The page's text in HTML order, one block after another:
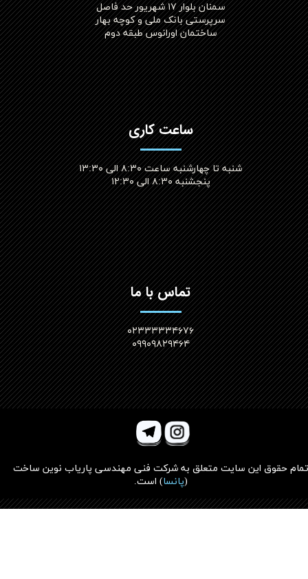
سمنان بلوار ۱۷ شهریور حد فاصل
سرپرستی بانک ملی و کوچه بهار
ساختمان اورانوس طبقه دوم
ساعت کاری
شنبه تا چهارشنبه ساعت ۸:۳۰ الی ۱۳:۳۰
پنجشنبه ۸:۳۰ الی ۱۲:۳۰​​​​​​​
تماس با ما
۰۲۳۳۳۳۳۴۶۷۶
۰۹۹۰۹۸۲۹۴۶۴
تمام حقوق این سایت متعلق به شرکت فنی مهندسی پاریاب نوین ساخت
(پانسا) است.